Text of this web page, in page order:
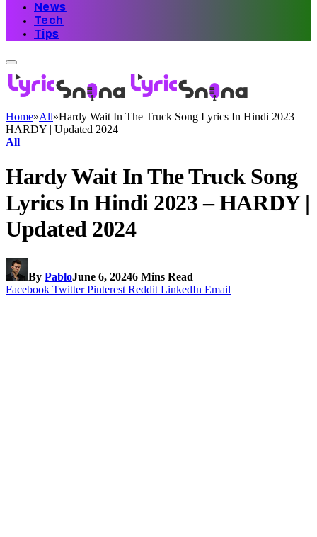
News
Tech
Tips
Home»All»Hardy Wait In The Truck Song Lyrics In Hindi 2023 –
HARDY | Updated 2024
All
Hardy Wait In The Truck Song
Lyrics In Hindi 2023 – HARDY |
Updated 2024
By PabloJune 6, 20246 Mins Read
Facebook Twitter Pinterest Reddit LinkedIn Email